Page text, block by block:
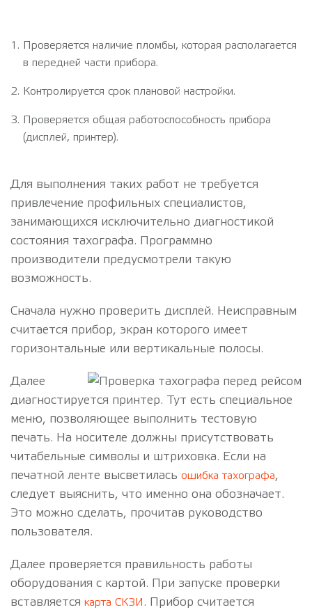
Проверяется наличие пломбы, которая располагается
в передней части прибора.
Контролируется срок плановой настройки.
Проверяется общая работоспособность прибора
(дисплей, принтер).
Для выполнения таких работ не требуется
привлечение профильных специалистов,
занимающихся исключительно диагностикой
состояния тахографа. Программно
производители предусмотрели такую
возможность.
Сначала нужно проверить дисплей. Неисправным
считается прибор, экран которого имеет
горизонтальные или вертикальные полосы.
Далее
диагностируется принтер. Тут есть специальное
меню, позволяющее выполнить тестовую
печать. На носителе должны присутствовать
читабельные символы и штриховка. Если на
печатной ленте высветилась ошибка тахографа,
следует выяснить, что именно она обозначает.
Это можно сделать, прочитав руководство
пользователя.
Далее проверяется правильность работы
оборудования с картой. При запуске проверки
вставляется карта СКЗИ. Прибор считается